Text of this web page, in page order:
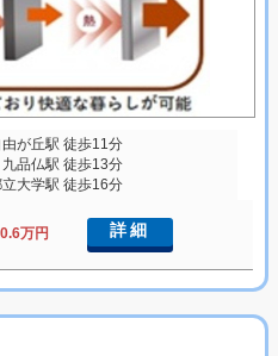
が丘駅 徒歩11分
品仏駅 徒歩13分
大学駅 徒歩16分
万円 詳細